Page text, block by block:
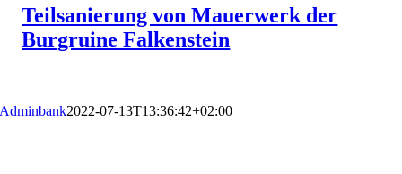
Teilsanierung von Mauerwerk der
Burgruine Falkenstein
Adminbank2022-07-13T13:36:42+02:00